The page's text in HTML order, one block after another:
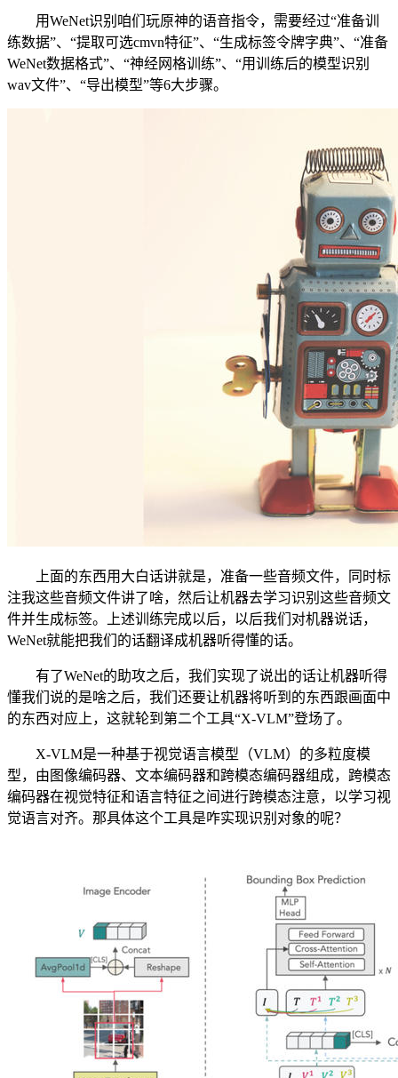
用WeNet识别咱们玩原神的语音指令，需要经过“准备训
练数据”、“提取可选cmvn特征”、“生成标签令牌字典”、“准备
WeNet数据格式”、“神经网格训练”、“用训练后的模型识别
wav文件”、“导出模型”等6大步骤。
上面的东西用大白话讲就是，准备一些音频文件，同时标
注我这些音频文件讲了啥，然后让机器去学习识别这些音频文
件并生成标签。上述训练完成以后，以后我们对机器说话，
WeNet就能把我们的话翻译成机器听得懂的话。
有了WeNet的助攻之后，我们实现了说出的话让机器听得
懂我们说的是啥之后，我们还要让机器将听到的东西跟画面中
的东西对应上，这就轮到第二个工具“X-VLM”登场了。
X-VLM是一种基于视觉语言模型（VLM）的多粒度模
型，由图像编码器、文本编码器和跨模态编码器组成，跨模态
编码器在视觉特征和语言特征之间进行跨模态注意，以学习视
觉语言对齐。那具体这个工具是咋实现识别对象的呢？